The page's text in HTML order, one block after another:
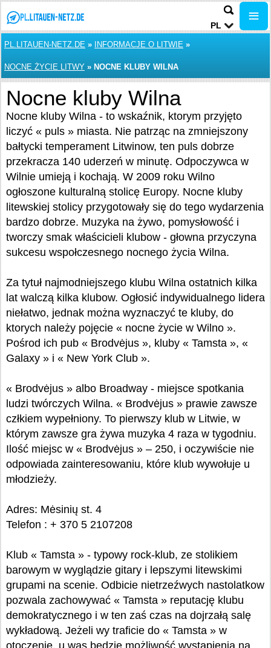
PL
PL.LITAUEN-NETZ.DE » INFORMACJE O LITWIE »
NOCNE ŻYCIE LITWY » NOCNE KLUBY WILNA
Nocne kluby Wilna
Nocne kluby Wilna - to wskaźnik, ktorym przyjęto
liczyć « puls » miasta. Nie patrząc na zmniejszony
bałtycki temperament Litwinow, ten puls dobrze
przekracza 140 uderzeń w minutę. Odpoczywca w
Wilnie umieją i kochają. W 2009 roku Wilno
ogłoszone kulturalną stolicę Europy. Nocne kluby
litewskiej stolicy przygotowały się do tego wydarzenia
bardzo dobrze. Muzyka na żywo, pomysłowość i
tworczy smak właścicieli klubow - głowna przyczyna
sukcesu wspołczesnego nocnego życia Wilna.
Za tytuł najmodniejszego klubu Wilna ostatnich kilka
lat walczą kilka klubow. Ogłosić indywidualnego lidera
niełatwo, jednak można wyznaczyć te kluby, do
ktorych należy pojęcie « nocne życie w Wilno ».
Pośrod ich pub « Brodvėjus », kluby « Tamsta », «
Galaxy » i « New York Club ».
« Brodvėjus » albo Broadway - miejsce spotkania
ludzi twórczych Wilna. « Brodvėjus » prawie zawsze
człkiem wypełniony. To pierwszy klub w Litwie, w
którym zawsze gra żywa muzyka 4 raza w tygodniu.
Ilość miejsc w « Brodvėjus » – 250, i oczywiście nie
odpowiada zainteresowaniu, które klub wywołuje u
młodzieży.
Adres: Mėsinių st. 4
Telefon : + 370 5 2107208
Klub « Tamsta » - typowy rock-klub, ze stolikiem
barowym w wyglądzie gitary i lepszymi litewskimi
grupami na scenie. Odbicie nietrzeźwych nastolatkow
pozwala zachowywać « Tamsta » reputację klubu
demokratycznego i w ten zaś czas na dojrzałą salę
wykładową. Jeżeli wy traficie do « Tamsta » w
otoczenie, u was będzie możliwość wystąpienia na